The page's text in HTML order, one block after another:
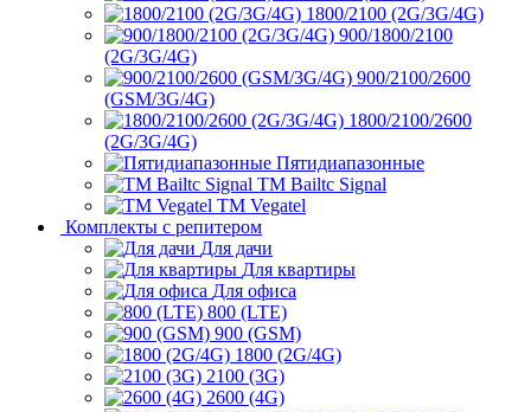
1800/2100 (2G/3G/4G)
900/1800/2100
(2G/3G/4G)
900/2100/2600
(GSM/3G/4G)
1800/2100/2600
(2G/3G/4G)
Пятидиапазонные
ТМ Bailtc Signal
ТМ Vegatel
Комплекты с репитером
Для дачи
Для квартиры
Для офиса
800 (LTE)
900 (GSM)
1800 (2G/4G)
2100 (3G)
2600 (4G)